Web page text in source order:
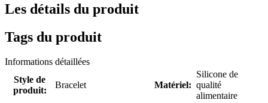
Les détails du produit
Tags du produit
Informations détaillées
Style de
produit:
Bracelet Matériel:
Silicone de
qualité
alimentaire